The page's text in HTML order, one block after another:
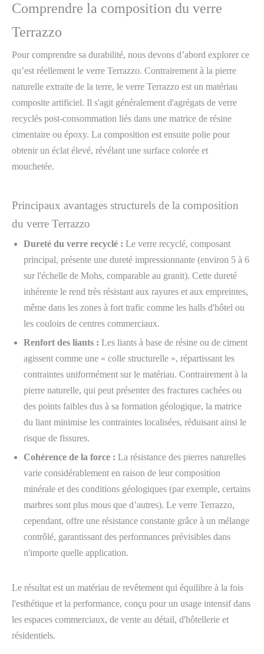
Comprendre la composition du verre
Terrazzo
Pour comprendre sa durabilité, nous devons d’abord explorer ce
qu’est réellement le verre Terrazzo. Contrairement à la pierre
naturelle extraite de la terre, le verre Terrazzo est un matériau
composite artificiel. Il s'agit généralement d'agrégats de verre
recyclés post-consommation liés dans une matrice de résine
cimentaire ou époxy. La composition est ensuite polie pour
obtenir un éclat élevé, révélant une surface colorée et
mouchetée.
Principaux avantages structurels de la composition
du verre Terrazzo
Dureté du verre recyclé : Le verre recyclé, composant
principal, présente une dureté impressionnante (environ 5 à 6
sur l'échelle de Mohs, comparable au granit). Cette dureté
inhérente le rend très résistant aux rayures et aux empreintes,
même dans les zones à fort trafic comme les halls d'hôtel ou
les couloirs de centres commerciaux.
Renfort des liants : Les liants à base de résine ou de ciment
agissent comme une « colle structurelle », répartissant les
contraintes uniformément sur le matériau. Contrairement à la
pierre naturelle, qui peut présenter des fractures cachées ou
des points faibles dus à sa formation géologique, la matrice
du liant minimise les contraintes localisées, réduisant ainsi le
risque de fissures.
Cohérence de la force : La résistance des pierres naturelles
varie considérablement en raison de leur composition
minérale et des conditions géologiques (par exemple, certains
marbres sont plus mous que d’autres). Le verre Terrazzo,
cependant, offre une résistance constante grâce à un mélange
contrôlé, garantissant des performances prévisibles dans
n'importe quelle application.
Le résultat est un matériau de revêtement qui équilibre à la fois
l'esthétique et la performance, conçu pour un usage intensif dans
les espaces commerciaux, de vente au détail, d'hôtellerie et
résidentiels.